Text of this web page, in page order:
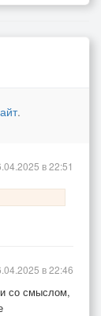
.
в 22:51
со смыслом,
в 22:46